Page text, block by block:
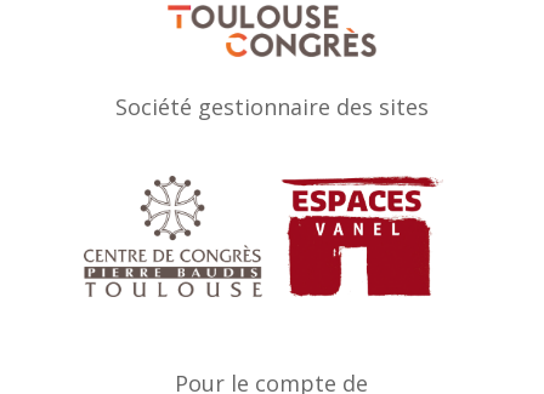
Société gestionnaire des sites
Pour le compte de